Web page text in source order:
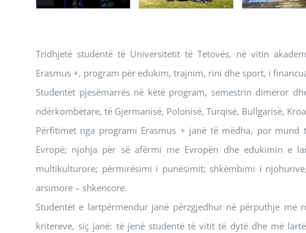
Tridhjetë studentë të Universitetit të Tetovës, në vitin
Erasmus +, program për edukim, trajnim, rini dhe sport, i
Studentët pjesëmarrës në këtë program, semestrin dimëror
ndërkombëtare, të Gjermanisë, Polonisë, Turqisë, Bullgarisë,
Përfitimet nga programi Erasmus + janë të mëdha, por
Evropë; njohja për së afërmi me Evropën dhe edukimin e
multikulturore; përmirësimi i punësimit; shkëmbimi i
arsimore – shkencore.
Studentët e lartpërmendur janë përzgjedhur në përputhje
kritereve, siç janë: të jenë studentë të vitit të dytë dhe më